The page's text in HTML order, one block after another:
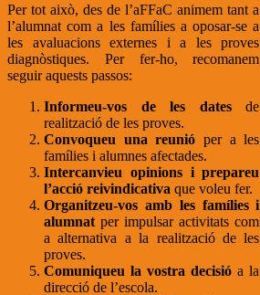
Per tot això, des de l’aFFaC animem tant a
l’alumnat com a les famílies a oposar-se a
les avaluacions externes i a les proves
diagnòstiques. Per fer-ho, recomanem
seguir aquests passos:
Informeu-vos de les datesde
realització de les proves.
Convoqueu una reunióper a les
famílies i alumnes afectades.
Intercanvieu opinions i prepareu
l’acció reivindicativa que voleu fer.
Organitzeu-vos amb les famílies i
alumnatper impulsar activitats com
a alternativa a la realització de les
proves.
Comuniqueu la vostra decisióa la
direcció de l’escola.